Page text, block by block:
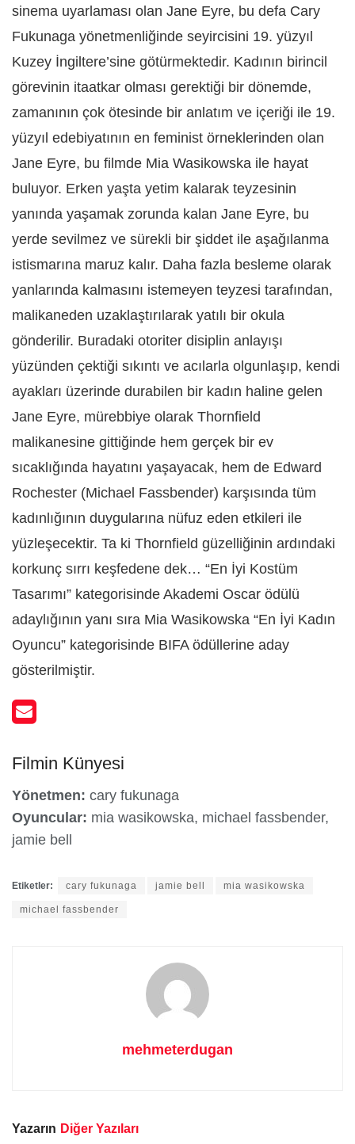
sinema uyarlaması olan Jane Eyre, bu defa Cary
Fukunaga yönetmenliğinde seyircisini 19. yüzyıl
Kuzey İngiltere’sine götürmektedir. Kadının birincil
görevinin itaatkar olması gerektiği bir dönemde,
zamanının çok ötesinde bir anlatım ve içeriği ile 19.
yüzyıl edebiyatının en feminist örneklerinden olan
Jane Eyre, bu filmde Mia Wasikowska ile hayat
buluyor. Erken yaşta yetim kalarak teyzesinin
yanında yaşamak zorunda kalan Jane Eyre, bu
yerde sevilmez ve sürekli bir şiddet ile aşağılanma
istismarına maruz kalır. Daha fazla besleme olarak
yanlarında kalmasını istemeyen teyzesi tarafından,
malikaneden uzaklaştırılarak yatılı bir okula
gönderilir. Buradaki otoriter disiplin anlayışı
yüzünden çektiği sıkıntı ve acılarla olgunlaşıp, kendi
ayakları üzerinde durabilen bir kadın haline gelen
Jane Eyre, mürebbiye olarak Thornfield
malikanesine gittiğinde hem gerçek bir ev
sıcaklığında hayatını yaşayacak, hem de Edward
Rochester (Michael Fassbender) karşısında tüm
kadınlığının duygularına nüfuz eden etkileri ile
yüzleşecektir. Ta ki Thornfield güzelliğinin ardındaki
korkunç sırrı keşfedene dek… “En İyi Kostüm
Tasarımı” kategorisinde Akademi Oscar ödülü
adaylığının yanı sıra Mia Wasikowska “En İyi Kadın
Oyuncu” kategorisinde BIFA ödüllerine aday
gösterilmiştir.
Filmin Künyesi
Yönetmen: cary fukunaga
Oyuncular: mia wasikowska, michael fassbender,
jamie bell
Etiketler: cary fukunaga jamie bell mia wasikowska
michael fassbender
mehmeterdugan
Yazarın Diğer Yazıları